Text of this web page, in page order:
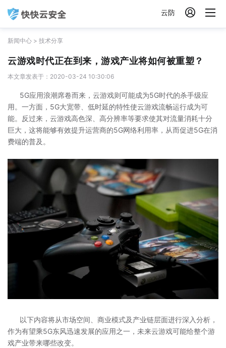
云防 
新闻中心 > 技术分享
云游戏时代正在到来，游戏产业将如何被重塑？
本文章发表于：2020-03-24 10:30:06
5G应用浪潮席卷而来，云游戏则可能成为5G时代的杀手级应
用。一方面，5G大宽带、低时延的特性使云游戏流畅运行成为可
能。反过来，云游戏高色深、高分辨率等要求使其对流量消耗十分
巨大，这将能够有效提升运营商的5G网络利用率，从而促进5G在消
费端的普及。
以下内容将从市场空间、商业模式及产业链层面进行深入分析，
作为有望乘5G东风迅速发展的应用之一，未来云游戏可能给整个游
戏产业带来哪些改变。